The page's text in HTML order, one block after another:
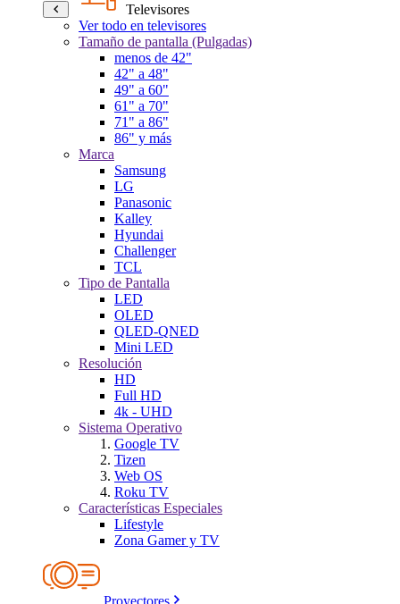
Televisores
Ver todo en televisores
Tamaño de pantalla (Pulgadas)
menos de 42"
42" a 48"
49" a 60"
61" a 70"
71" a 86"
86" y más
Marca
Samsung
LG
Panasonic
Kalley
Hyundai
Challenger
TCL
Tipo de Pantalla
LED
OLED
QLED-QNED
Mini LED
Resolución
HD
Full HD
4k - UHD
Sistema Operativo
Google TV
Tizen
Web OS
Roku TV
Características Especiales
Lifestyle
Zona Gamer y TV
Proyectores